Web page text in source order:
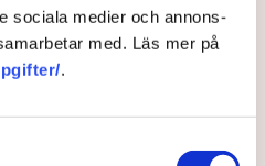
sociala medier och annons-
med. Läs mer på
.
att ingenjörslandet
och behöver fortsätta att vara
förbättra bredden och spetsen i